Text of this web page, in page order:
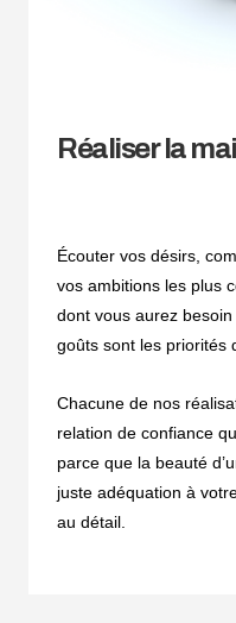
Réaliser la
Écouter vos désirs,
vos ambitions les plus
dont vous aurez
goûts sont les priorités
Chacune de nos
relation de confiance
parce que la beauté
juste adéquation à
au détail.